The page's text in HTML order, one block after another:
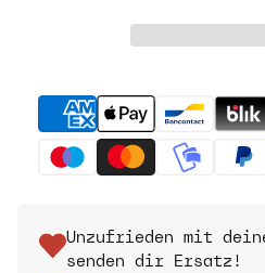
Unzufrieden mit
senden dir Ersatz!